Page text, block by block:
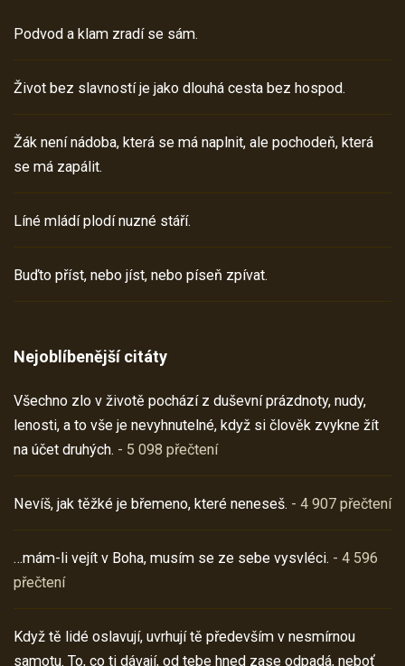
Podvod a klam zradí se sám.
Život bez slavností je jako dlouhá cesta bez hospod.
Žák není nádoba, která se má naplnit, ale pochodeň, která
se má zapálit.
Líné mládí plodí nuzné stáří.
Buďto příst, nebo jíst, nebo píseň zpívat.
Nejoblíbenější citáty
Všechno zlo v životě pochází z duševní prázdnoty, nudy,
lenosti, a to vše je nevyhnutelné, když si člověk zvykne žít
na účet druhých. - 5 098 přečtení
Nevíš, jak těžké je břemeno, které neneseš. - 4 907 přečtení
…mám-li vejít v Boha, musím se ze sebe vysvléci. - 4 596
přečtení
Když tě lidé oslavují, uvrhují tě především v nesmírnou
samotu. To, co ti dávají, od tebe hned zase odpadá, neboť